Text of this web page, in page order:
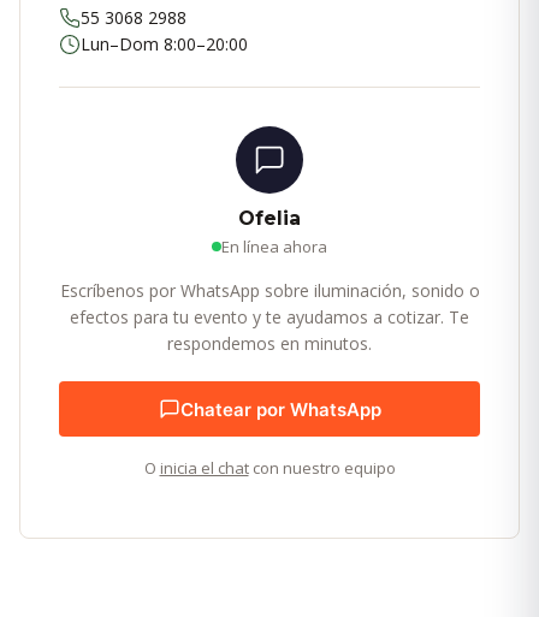
55 3068 2988
Lun–Dom 8:00–20:00
Ofelia
En línea ahora
Escríbenos por WhatsApp sobre iluminación, sonido o
efectos para tu evento y te ayudamos a cotizar. Te
respondemos en minutos.
Chatear por WhatsApp
O inicia el chatcon nuestro equipo